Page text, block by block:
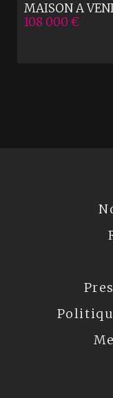
MAISON A
108 000 €